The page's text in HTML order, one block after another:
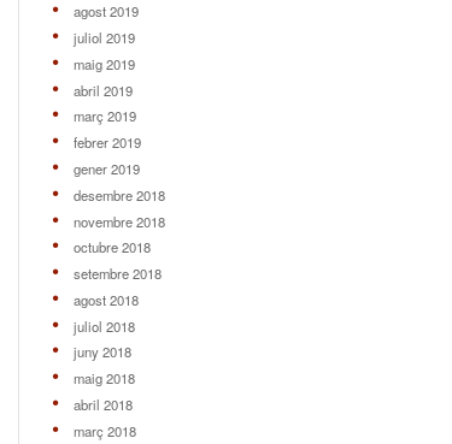
agost 2019
juliol 2019
maig 2019
abril 2019
març 2019
febrer 2019
gener 2019
desembre 2018
novembre 2018
octubre 2018
setembre 2018
agost 2018
juliol 2018
juny 2018
maig 2018
abril 2018
març 2018